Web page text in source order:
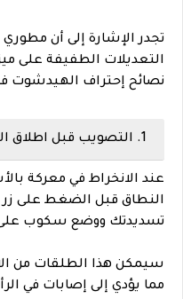
تجدر الإشارة إلى أن
نصائح إحتراف الهيدشوت فري
1. التصويب قبل اطلاق النار :
عند الانخراط في معركة
تسديدتك ووضع سكوب
سيمكن هذا الطلقات من
مما يؤدي إلى إصابات في